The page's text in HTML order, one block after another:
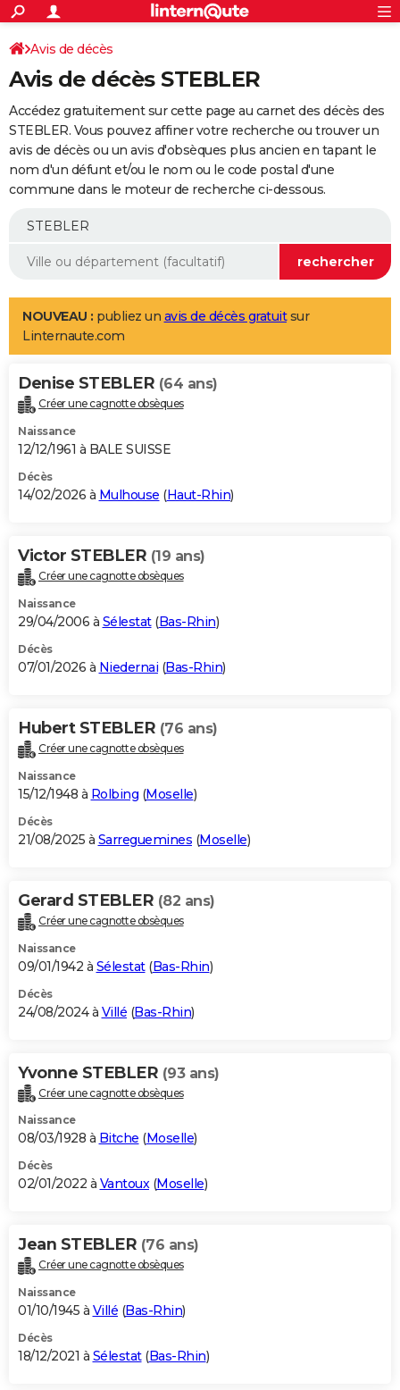
ACTUALITÉS
Politique
Société
Faits Divers
Education
Monde
Villes
+
SPORT
Coupe du monde 2026
Football
Tennis
Cyclisme
Rugby
Forum
Programme TV
TNT
Streaming
Cinéma
Sorties cinéma
Musique
+
FINANCE
Retraite
Epargne
Immobilier
Risques naturels par ville
Banque
Assurance
AUTO
Essais
Réserver un essai
Citadines
Berlines
SUV
Forum auto
+
Mobiles
Meilleur smartphone
Internet
Ordinateurs
Jeux vidéo
Guide high-tech
Aménagement intérieur
LIFESTYLE
Art de vivre
Bien-être
Loisirs
Mode
Modes de vie
Alimentation
Guide de la santé
Maladies
Médicaments
Sommeil
VOYAGE
Destinations
City break
Voyage nature
Voyage de noces
Forum
Climat
+PHOTO
GUIDES D'ACHAT
BONS PLANS
Carte de Noël
Carte Bonne année
Carte Saint-Valentin
Carte Pâques
Carte d'anniversaire
DICTIONNAIRE
Dictionnaire
Biographies
Citations
Expressions
Proverbes
PROGRAMME TV
S'inscrire
Se connecter
Lycées
Collèges
Primaires
Universités
Entreprises
Service militaire
Avis de recherche
AVIS DE DÉCÈS
Bricolage
Lifestyle
Culture
Sport
Auto
Television
Voyage
Cinema
Avis de décès
Avis de décès STEBLER
Accédez gratuitement sur cette page au carnet des décès des
STEBLER. Vous pouvez affiner votre recherche ou trouver un
avis de décès ou un avis d'obsèques plus ancien en tapant le
nom d'un défunt et/ou le nom ou le code postal d'une
commune dans le moteur de recherche ci-dessous.
NOUVEAU : publiez un avis de décès gratuitsur
Linternaute.com
Denise STEBLER (64 ans)
Créer une cagnotte obsèques
Naissance
12/12/1961 à BALE SUISSE
Décès
14/02/2026 à Mulhouse (Haut-Rhin)
Victor STEBLER (19 ans)
Créer une cagnotte obsèques
Naissance
29/04/2006 à Sélestat(Bas-Rhin)
Décès
07/01/2026 à Niedernai (Bas-Rhin)
Hubert STEBLER (76 ans)
Créer une cagnotte obsèques
Naissance
15/12/1948 à Rolbing (Moselle)
Décès
21/08/2025 à Sarreguemines (Moselle)
Gerard STEBLER (82 ans)
Créer une cagnotte obsèques
Naissance
09/01/1942 à Sélestat(Bas-Rhin)
Décès
24/08/2024 à Villé (Bas-Rhin)
Yvonne STEBLER (93 ans)
Créer une cagnotte obsèques
Naissance
08/03/1928 à Bitche (Moselle)
Décès
02/01/2022 à Vantoux(Moselle)
Jean STEBLER (76 ans)
Créer une cagnotte obsèques
Naissance
01/10/1945 à Villé (Bas-Rhin)
Décès
18/12/2021 à Sélestat(Bas-Rhin)